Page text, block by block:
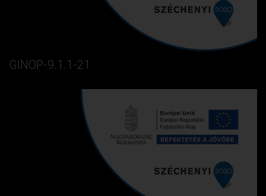
GINOP-9.1.1-21